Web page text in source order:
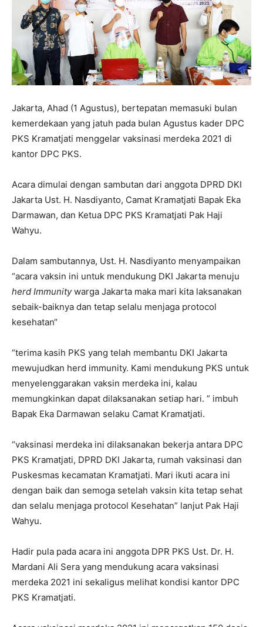
Jakarta, Ahad (1 Agustus), bertepatan memasuki bulan
kemerdekaan yang jatuh pada bulan Agustus kader DPC
PKS Kramatjati menggelar vaksinasi merdeka 2021 di
kantor DPC PKS.
Acara dimulai dengan sambutan dari anggota DPRD DKI
Jakarta Ust. H. Nasdiyanto, Camat Kramatjati Bapak Eka
Darmawan, dan Ketua DPC PKS Kramatjati Pak Haji
Wahyu.
Dalam sambutannya, Ust. H. Nasdiyanto menyampaikan
“acara vaksin ini untuk mendukung DKI Jakarta menuju
herd Immunitywarga Jakarta maka mari kita laksanakan
sebaik-baiknya dan tetap selalu menjaga protocol
kesehatan“
“terima kasih PKS yang telah membantu DKI Jakarta
mewujudkan herd immunity. Kami mendukung PKS untuk
menyelenggarakan vaksin merdeka ini, kalau
memungkinkan dapat dilaksanakan setiap hari. ” imbuh
Bapak Eka Darmawan selaku Camat Kramatjati.
“vaksinasi merdeka ini dilaksanakan bekerja antara DPC
PKS Kramatjati, DPRD DKI Jakarta, rumah vaksinasi dan
Puskesmas kecamatan Kramatjati. Mari ikuti acara ini
dengan baik dan semoga setelah vaksin kita tetap sehat
dan selalu menjaga protocol Kesehatan” lanjut Pak Haji
Wahyu.
Hadir pula pada acara ini anggota DPR PKS Ust. Dr. H.
Mardani Ali Sera yang mendukung acara vaksinasi
merdeka 2021 ini sekaligus melihat kondisi kantor DPC
PKS Kramatjati.